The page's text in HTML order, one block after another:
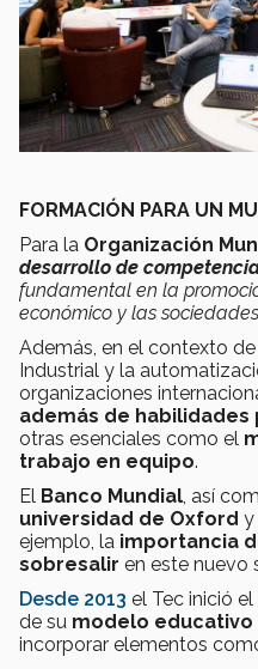
FORMACIÓN PARA UN
Para la Organización
desarrollo de
fundamental en la
económico y las
Además, en el contexto
Industrial y la
organizaciones
además de
otras esenciales como el
trabajo en equipo.
El Banco Mundial, así
universidad de Oxford y
ejemplo, la importancia
sobresalir en este nuevo
Desde 2013 el Tec inició
de su modelo educativo
incorporar elementos